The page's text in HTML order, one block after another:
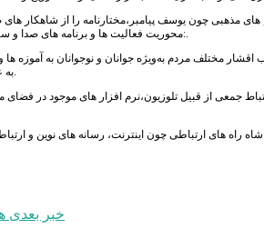
مذهبی چون یوسف پیامبر،مختارنامه را از شاهکار
:محوریت فعالیت ها و برنامه های صدا و سیما باید رویکرد دینی به منظور بازتاب و انعکاس شعائر مذهبی در بین آحاد مردم باشد.
اقشار مختلف مردم به‌ویژه جوانان و نوجوانان به
به‌ عنوان مهمترین ابزار در راستای مبارزه همه جانبه به تهاجم فرهنگی بهره کافی را برد.
جمعی از قبیل تلوزیون،نرم افزار های موجود در
شاه راه های ارتباطی چون اینترنت، رسانه های نوین
خبر بعدی